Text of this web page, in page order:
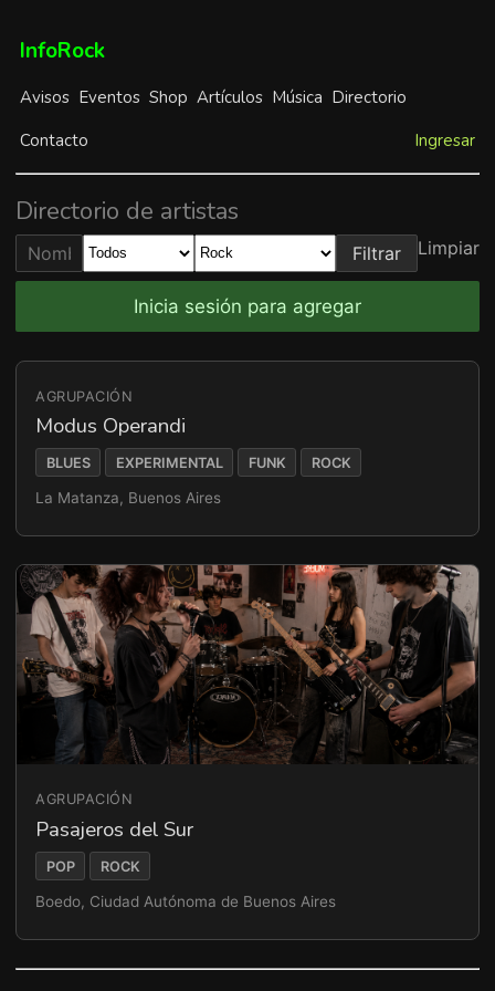
InfoRock
Avisos Eventos Shop Artículos Música Directorio
Contacto
Ingresar
Directorio de artistas
Filtrar Limpiar
Inicia sesión para agregar
AGRUPACIÓN
Modus Operandi
BLUES EXPERIMENTAL FUNK ROCK
La Matanza, Buenos Aires
AGRUPACIÓN
Pasajeros del Sur
POP ROCK
Boedo, Ciudad Autónoma de Buenos Aires